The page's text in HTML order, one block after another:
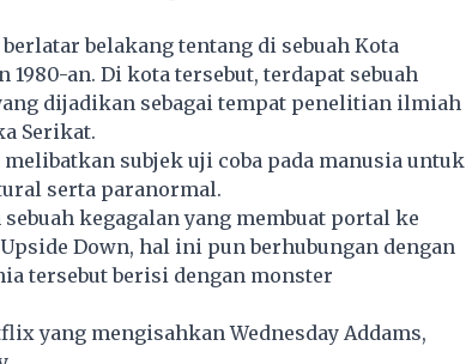
belakang tentang di sebuah Kota
an. Di kota tersebut, terdapat sebuah
dijadikan sebagai tempat penelitian ilmiah
Serikat.
subjek uji coba pada manusia untuk
serta paranormal.
kegagalan yang membuat portal ke
Down, hal ini pun berhubungan dengan
tersebut berisi dengan monster
yang mengisahkan Wednesday Addams,